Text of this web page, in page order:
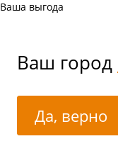
Ваша выгода
Ваш город
Да, верно